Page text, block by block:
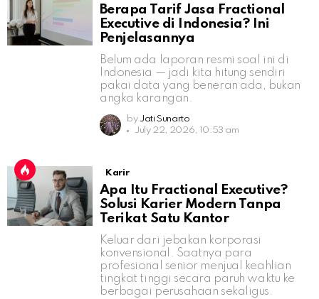
Berapa Tarif Jasa Fractional
Executive di Indonesia? Ini
Penjelasannya
Belum ada laporan resmi soal ini di
Indonesia — jadi kita hitung sendiri
pakai data yang beneran ada, bukan
angka karangan.
by Jati Sunarto
July 22, 2026, 10:53 am
Karir
Apa Itu Fractional Executive?
Solusi Karier Modern Tanpa
Terikat Satu Kantor
Keluar dari jebakan korporasi
konvensional. Saatnya para
profesional senior menjual keahlian
tingkat tinggi secara paruh waktu ke
berbagai perusahaan sekaligus.